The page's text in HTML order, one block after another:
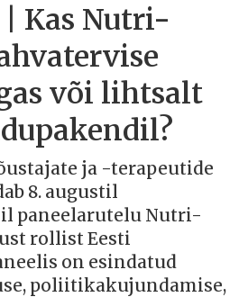
| Kas Nutri-
või lihtsalt
ja -terapeutide
8. augustil
paneelarutelu Nutri-
rollist Eesti
on esindatud
poliitikakujundamise,